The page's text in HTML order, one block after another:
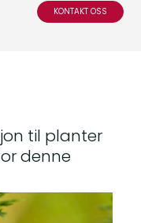
KONTAKT OSS
til planter
denne